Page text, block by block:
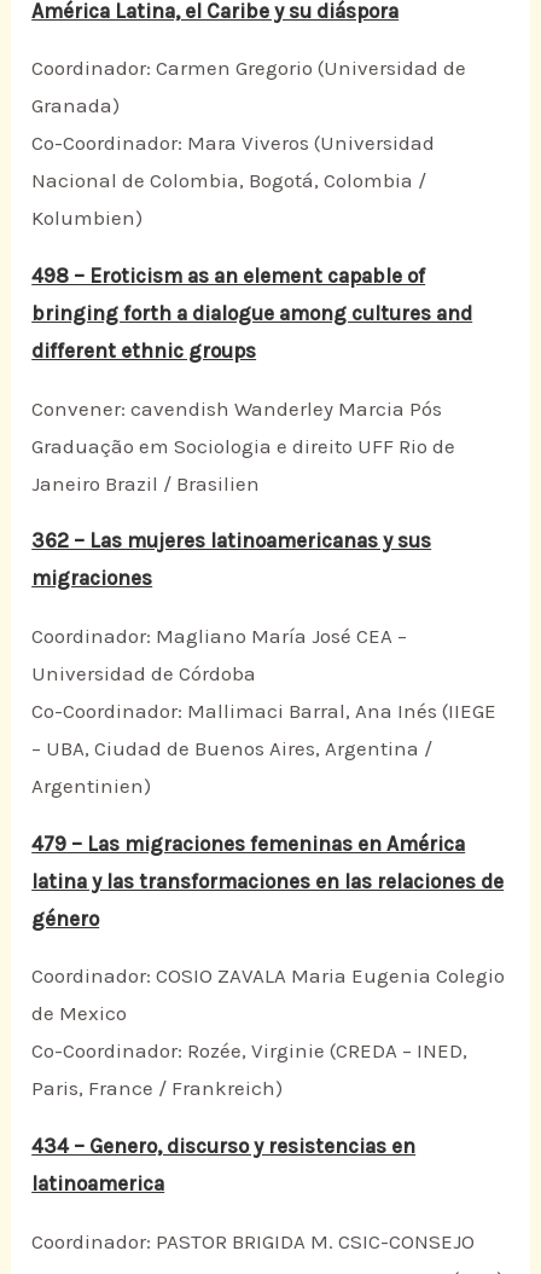
América Latina, el Caribe y su diáspora
Coordinador: Carmen Gregorio (Universidad de
Granada)
Co-Coordinador: Mara Viveros (Universidad
Nacional de Colombia, Bogotá, Colombia /
Kolumbien)
498 – Eroticism as an element capable of
bringing forth a dialogue among cultures and
different ethnic groups
Convener: cavendish Wanderley Marcia Pós
Graduação em Sociologia e direito UFF Rio de
Janeiro Brazil / Brasilien
362 – Las mujeres latinoamericanas y sus
migraciones
Coordinador: Magliano María José CEA –
Universidad de Córdoba
Co-Coordinador: Mallimaci Barral, Ana Inés (IIEGE
– UBA, Ciudad de Buenos Aires, Argentina /
Argentinien)
479 – Las migraciones femeninas en América
latina y las transformaciones en las relaciones de
género
Coordinador: COSIO ZAVALA Maria Eugenia Colegio
de Mexico
Co-Coordinador: Rozée, Virginie (CREDA – INED,
Paris, France / Frankreich)
434 – Genero, discurso y resistencias en
latinoamerica
Coordinador: PASTOR BRIGIDA M. CSIC-CONSEJO